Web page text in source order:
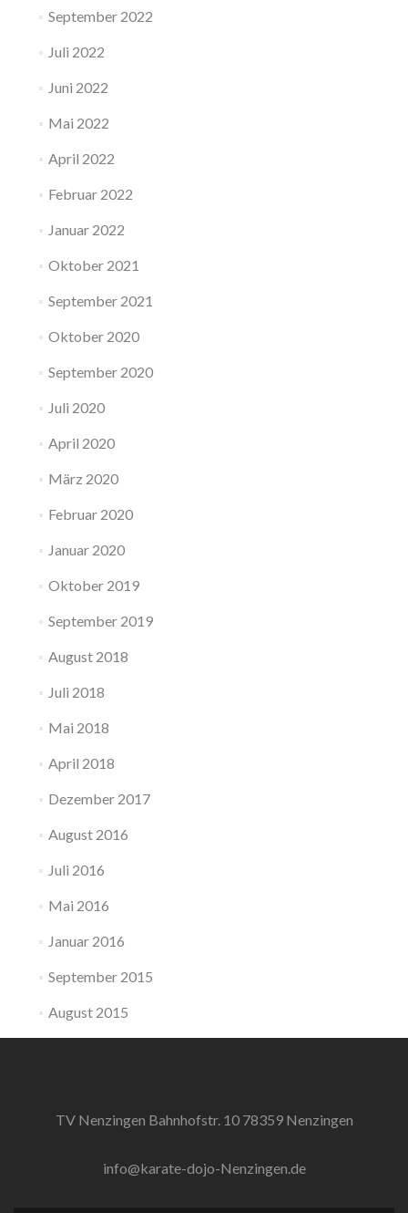
September 2022
Juli 2022
Juni 2022
Mai 2022
April 2022
Februar 2022
Januar 2022
Oktober 2021
September 2021
Oktober 2020
September 2020
Juli 2020
April 2020
März 2020
Februar 2020
Januar 2020
Oktober 2019
September 2019
August 2018
Juli 2018
Mai 2018
April 2018
Dezember 2017
August 2016
Juli 2016
Mai 2016
Januar 2016
September 2015
August 2015
TV Nenzingen Bahnhofstr. 10 78359 Nenzingen
info@karate-dojo-Nenzingen.de